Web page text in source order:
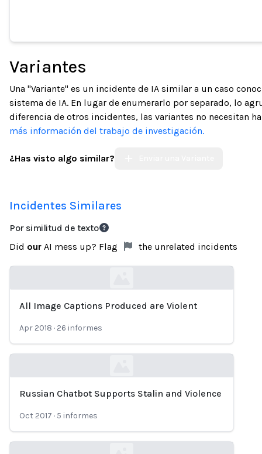
Variantes
Una "Variante" es un incidente de IA similar a un caso
sistema de IA. En lugar de enumerarlo por separado, lo
diferencia de otros incidentes, las variantes no necesitan
más información del trabajo de investigación.
¿Has visto algo similar?
Incidentes Similares
Por similitud de texto
Did our AI mess up? Flag the unrelated incidents
All Image Captions Produced are Violent
Apr 2018 · 26 informes
Russian Chatbot Supports Stalin and Violence
Oct 2017 · 5 informes